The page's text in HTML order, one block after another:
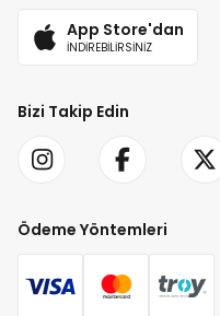
App Store'dan
İNDİREBİLİRSİNİZ
Bizi Takip Edin
Ödeme Yöntemleri